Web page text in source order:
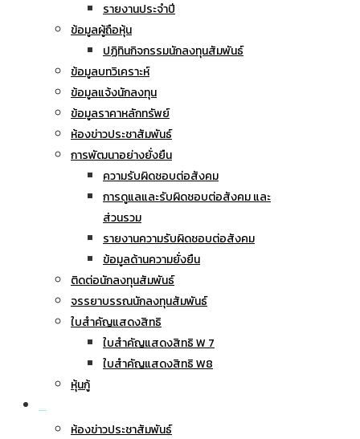
รายงานประจำปี
ข้อมูลผู้ถือหุ้น
ปฏิทินกิจกรรมนักลงทุนสัมพันธ์
ข้อมูลบทวิเคราะห์
ข้อมูลแจ้งนักลงทุน
ข้อมูลราคาหลักทรัพย์
ห้องข่าวประชาสัมพันธ์
การพัฒนาอย่างยั่งยืน
ความรับผิดชอบต่อสังคม
การดูแลและรับผิดชอบต่อสังคม และ
ส่วนรวม
รายงานความรับผิดชอบต่อสังคม
ข้อมูลด้านความยั่งยืน
ติดต่อนักลงทุนสัมพันธ์
จรรยาบรรณนักลงทุนสัมพันธ์
ใบสำคัญแสดงสิทธิ
ใบสำคัญแสดงสิทธิ W 7
ใบสำคัญแสดงสิทธิ W8
หุ้นกู้
ห้องข่าวประชาสัมพันธ์